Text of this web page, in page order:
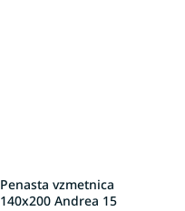
Penasta vzmetnica
140x200 Andrea 15